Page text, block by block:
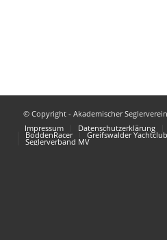
© Copyright - Akademischer
Impressum
Datenschutzerklärung
BoddenRacer Greifswalder Yachtclub
Seglerverband MV